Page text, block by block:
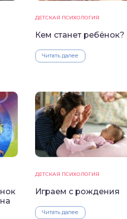
ДЕТСКАЯ ПСИХОЛОГИЯ
Кем станет ребёнок?
Читать далее
ДЕТСКАЯ ПСИХОЛОГИЯ
Играем с рождения
Читать далее